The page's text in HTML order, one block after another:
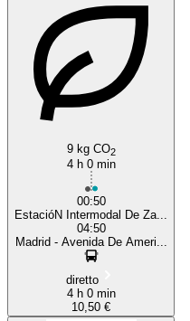
Madrid
9 kg CO2
4 h 0 min
00:50
EstacióN Intermodal De Za...
04:50
Madrid - Avenida De Ameri...
diretto
4 h 0 min
10,50 €